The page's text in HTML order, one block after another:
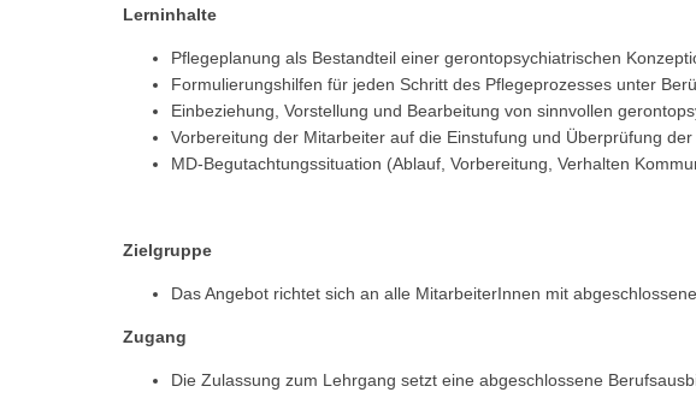
Lerninhalte
Pflegeplanung als Bestandteil einer gerontopsychiatrischen
Formulierungshilfen für jeden Schritt des Pflegeprozesses unter
Einbeziehung, Vorstellung und Bearbeitung von sinnvollen
Vorbereitung der Mitarbeiter auf die Einstufung und Überprüfung
MD-Begutachtungssituation (Ablauf, Vorbereitung, Verhalten
Zielgruppe
Das Angebot richtet sich an alle MitarbeiterInnen mit
Zugang
Die Zulassung zum Lehrgang setzt eine abgeschlossene